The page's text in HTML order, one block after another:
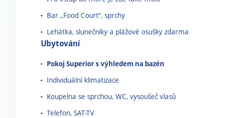
Bar „Food Court“, sprchy
Lehátka, slunečníky a plážové osušky zdarma
Ubytování
Pokoj Superior s výhledem na bazén
Individuální klimatizace
Koupelna se sprchou, WC, vysoušeč vlasů
Telefon, SAT-TV